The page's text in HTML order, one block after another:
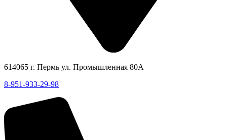
614065 г. Пермь ул. Промышленная 80А
8-951-933-29-98